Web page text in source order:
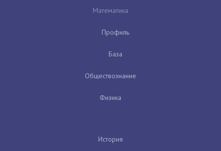
Математика
Профиль
База
Обществознание
Физика
История